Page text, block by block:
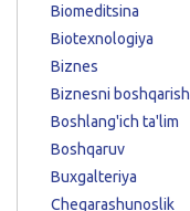
Biomeditsina
Biotexnologiya
Biznes
Biznesni boshqarish
Boshlang'ich ta'lim
Boshqaruv
Buxgalteriya
Chegarashunoslik